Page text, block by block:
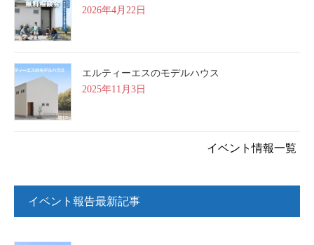
2026年4月22日
エルティーエスのモデルハウス
2025年11月3日
イベント情報一覧
イベント報告最新記事